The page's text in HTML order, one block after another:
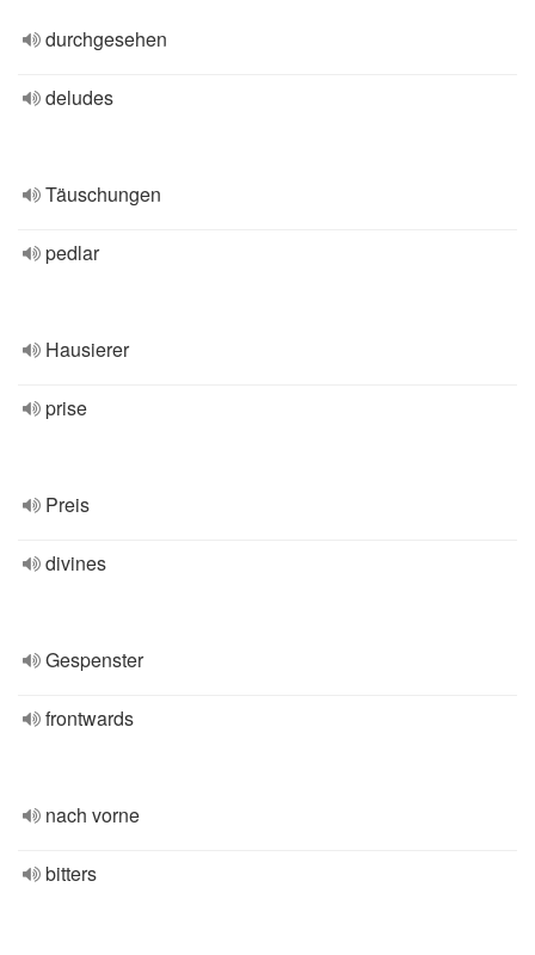
durchgesehen
deludes
Täuschungen
pedlar
Hausierer
prise
Preis
divines
Gespenster
frontwards
nach vorne
bitters